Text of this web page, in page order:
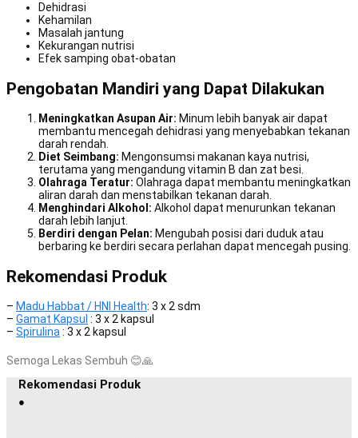
Dehidrasi
Kehamilan
Masalah jantung
Kekurangan nutrisi
Efek samping obat-obatan
Pengobatan Mandiri yang Dapat Dilakukan
Meningkatkan Asupan Air: Minum lebih banyak air dapat
membantu mencegah dehidrasi yang menyebabkan tekanan
darah rendah.
Diet Seimbang: Mengonsumsi makanan kaya nutrisi,
terutama yang mengandung vitamin B dan zat besi.
Olahraga Teratur: Olahraga dapat membantu meningkatkan
aliran darah dan menstabilkan tekanan darah.
Menghindari Alkohol: Alkohol dapat menurunkan tekanan
darah lebih lanjut.
Berdiri dengan Pelan: Mengubah posisi dari duduk atau
berbaring ke berdiri secara perlahan dapat mencegah pusing.
Rekomendasi Produk
– Madu Habbat / HNI Health: 3 x 2 sdm
– Gamat Kapsul : 3 x 2 kapsul
– Spirulina : 3 x 2 kapsul
Semoga Lekas Sembuh 😊🙏
Rekomendasi Produk
●